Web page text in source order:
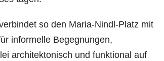
so den Maria-Nindl-Platz mit
informelle Begegnungen,
architektonisch und funktional auf